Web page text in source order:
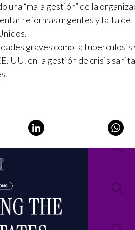
una “mala gestión” de la
reformas urgentes y falta de
graves como la tuberculosis
UU. en la gestión de crisis